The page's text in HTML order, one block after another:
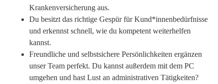
Krankenversicherung aus.
Du besitzt das richtige Gespür für Kund*innenbedürfnisse
und erkennst schnell, wie du kompetent weiterhelfen
kannst.
Freundliche und selbstsichere Persönlichkeiten ergänzen
unser Team perfekt. Du kannst außerdem mit dem PC
umgehen und hast Lust an administrativen Tätigkeiten?